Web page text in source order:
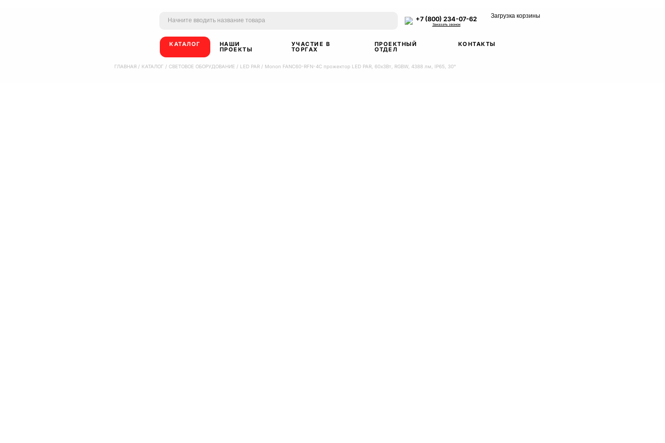
+7 (800) 234-07-62
Заказать звонок
Загрузка корзины
КАТАЛОГ НАШИ
ПРОЕКТЫ
УЧАСТИЕ В
ТОРГАХ
ПРОЕКТНЫЙ
ОТДЕЛ
КОНТАКТЫ
ГЛАВНАЯ / КАТАЛОГ / СВЕТОВОЕ ОБОРУДОВАНИЕ / LED PAR / Monon FANC60-RFN-4C прожектор LED PAR, 60х3Вт, RGBW, 4388 лм, IP65, 30°